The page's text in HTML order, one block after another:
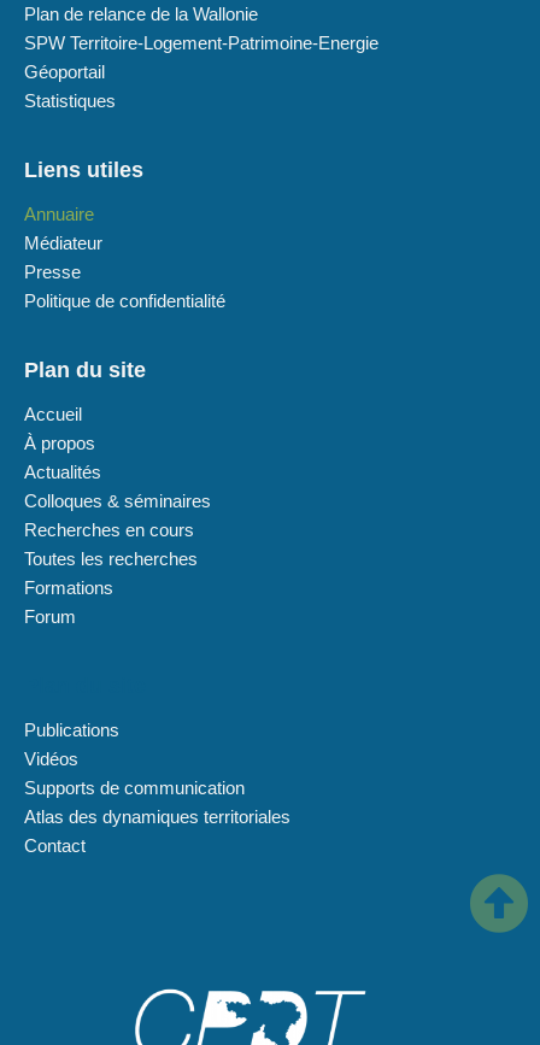
Plan de relance de la Wallonie
SPW Territoire-Logement-Patrimoine-Energie
Géoportail
Statistiques
Liens utiles
Annuaire
Médiateur
Presse
Politique de confidentialité
Plan du site
Accueil
À propos
Actualités
Colloques & séminaires
Recherches en cours
Toutes les recherches
Formations
Forum
Publications
Vidéos
Supports de communication
Atlas des dynamiques territoriales
Contact